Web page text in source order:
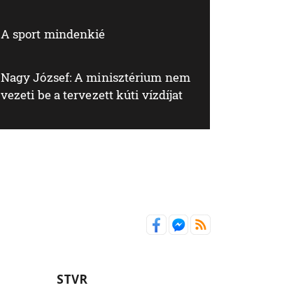
A sport mindenkié
Nagy József: A minisztérium nem
vezeti be a tervezett kúti vízdíjat
STVR